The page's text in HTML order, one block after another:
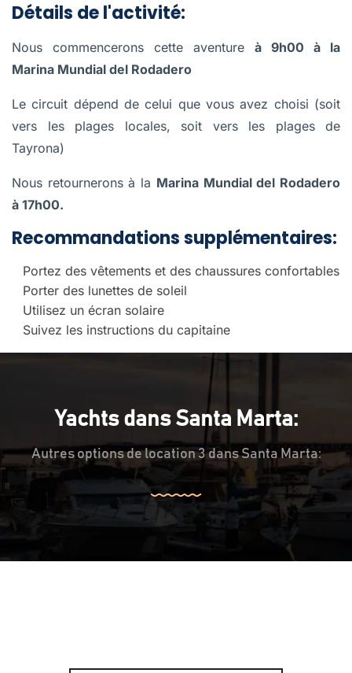
Détails de l'activité:
Nous commencerons cette aventure à 9h00 à la
Marina Mundial del Rodadero
Le circuit dépend de celui que vous avez choisi (soit
vers les plages locales, soit vers les plages de
Tayrona)
Nous retournerons à la Marina Mundial del Rodadero
à 17h00.
Recommandations supplémentaires:
Portez des vêtements et des chaussures confortables
Porter des lunettes de soleil
Utilisez un écran solaire
Suivez les instructions du capitaine
Yachts dans Santa Marta:
Autres options de location 3 dans Santa Marta: